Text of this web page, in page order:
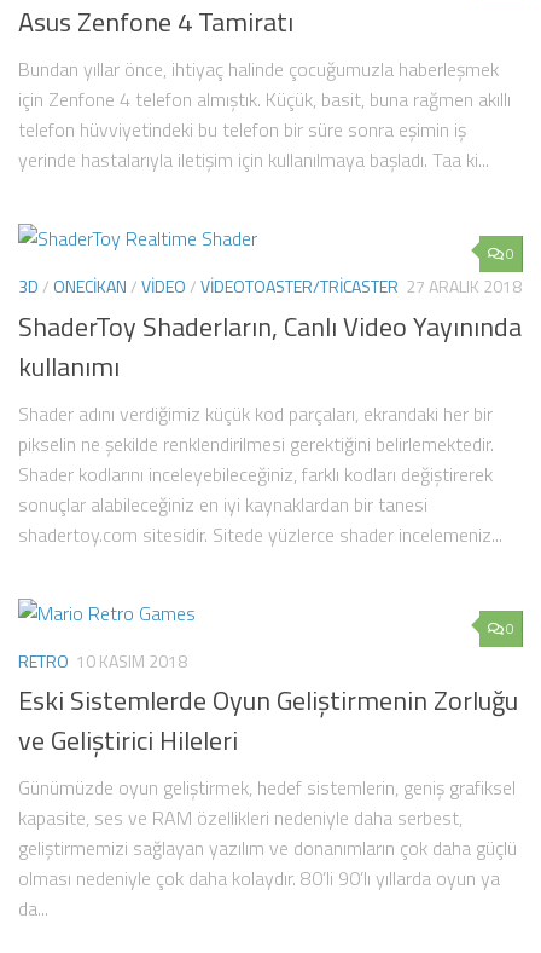
Asus Zenfone 4 Tamiratı
Bundan yıllar önce, ihtiyaç halinde çocuğumuzla haberleşmek
için Zenfone 4 telefon almıştık. Küçük, basit, buna rağmen akıllı
telefon hüvviyetindeki bu telefon bir süre sonra eşimin iş
yerinde hastalarıyla iletişim için kullanılmaya başladı. Taa ki...
0
3D/ ONECIKAN/VIDEO/VIDEOTOASTER/TRICASTER 27 ARALIK 2018
ShaderToy Shaderların, Canlı Video Yayınında
kullanımı
Shader adını verdiğimiz küçük kod parçaları, ekrandaki her bir
pikselin ne şekilde renklendirilmesi gerektiğini belirlemektedir.
Shader kodlarını inceleyebileceğiniz, farklı kodları değiştirerek
sonuçlar alabileceğiniz en iyi kaynaklardan bir tanesi
shadertoy.com sitesidir. Sitede yüzlerce shader incelemeniz...
0
RETRO 10 KASIM 2018
Eski Sistemlerde Oyun Geliştirmenin Zorluğu
ve Geliştirici Hileleri
Günümüzde oyun geliştirmek, hedef sistemlerin, geniş grafiksel
kapasite, ses ve RAM özellikleri nedeniyle daha serbest,
geliştirmemizi sağlayan yazılım ve donanımların çok daha güçlü
olması nedeniyle çok daha kolaydır. 80’li 90’lı yıllarda oyun ya
da...